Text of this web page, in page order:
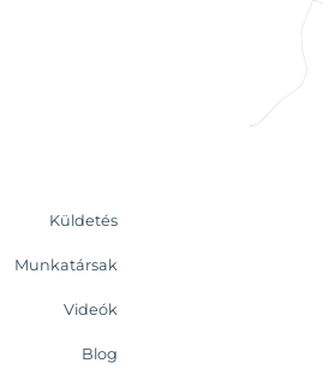
Küldetés
Munkatársak
Videók
Blog